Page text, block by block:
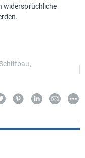
widersprüchliche
,